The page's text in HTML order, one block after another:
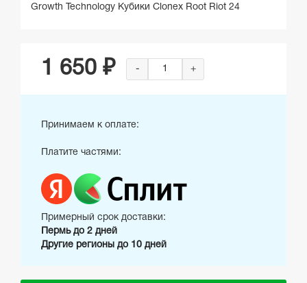
Growth Technology Кубики Clonex Root Riot 24
1 650 ₽ - +
Принимаем к оплате:
Платите частями:
Примерный срок доставки:
Пермь до 2 дней
Другие регионы до 10 дней